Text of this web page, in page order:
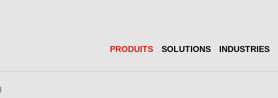
PRODUITS SOLUTIONS INDUSTRIES